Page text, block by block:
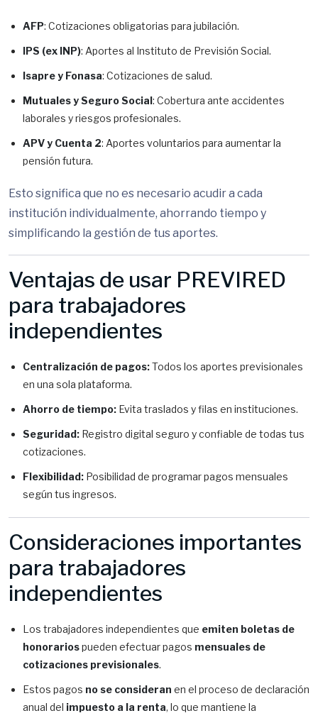
AFP: Cotizaciones obligatorias para jubilación.
IPS (ex INP): Aportes al Instituto de Previsión Social.
Isapre y Fonasa: Cotizaciones de salud.
Mutuales y Seguro Social: Cobertura ante accidentes
laborales y riesgos profesionales.
APV y Cuenta 2: Aportes voluntarios para aumentar la
pensión futura.
Esto significa que no es necesario acudir a cada
institución individualmente, ahorrando tiempo y
simplificando la gestión de tus aportes.
Ventajas de usar PREVIRED
para trabajadores
independientes
Centralización de pagos:Todos los aportes previsionales
en una sola plataforma.
Ahorro de tiempo: Evita traslados y filas en instituciones.
Seguridad: Registro digital seguro y confiable de todas tus
cotizaciones.
Flexibilidad: Posibilidad de programar pagos mensuales
según tus ingresos.
Consideraciones importantes
para trabajadores
independientes
Los trabajadores independientes que emiten boletas de
honorariospueden efectuar pagos mensuales de
cotizaciones previsionales.
Estos pagos no se consideran en el proceso de declaración
anual del impuesto a la renta, lo que mantiene la